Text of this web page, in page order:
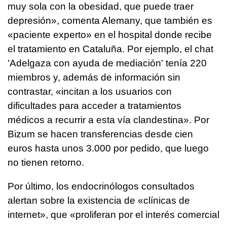
muy sola con la obesidad, que puede traer
depresión», comenta Alemany, que también es
«paciente experto» en el hospital donde recibe
el tratamiento en Cataluña. Por ejemplo, el chat
'Adelgaza con ayuda de mediación' tenía 220
miembros y, además de información sin
contrastar, «incitan a los usuarios con
dificultades para acceder a tratamientos
médicos a recurrir a esta vía clandestina». Por
Bizum se hacen transferencias desde cien
euros hasta unos 3.000 por pedido, que luego
no tienen retorno.
Por último, los endocrinólogos consultados
alertan sobre la existencia de «clínicas de
internet», que «proliferan por el interés comercial